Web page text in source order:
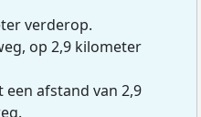
verderop.
op 2,9 kilometer
afstand van 2,9